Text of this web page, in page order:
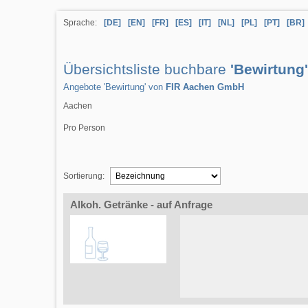
Sprache: [DE] [EN] [FR] [ES] [IT] [NL] [PL] [PT] [BR]
Übersichtsliste buchbare 'Bewirtung'
Angebote 'Bewirtung' von FIR Aachen GmbH
Aachen
Pro Person
Sortierung:
Alkoh. Getränke - auf Anfrage